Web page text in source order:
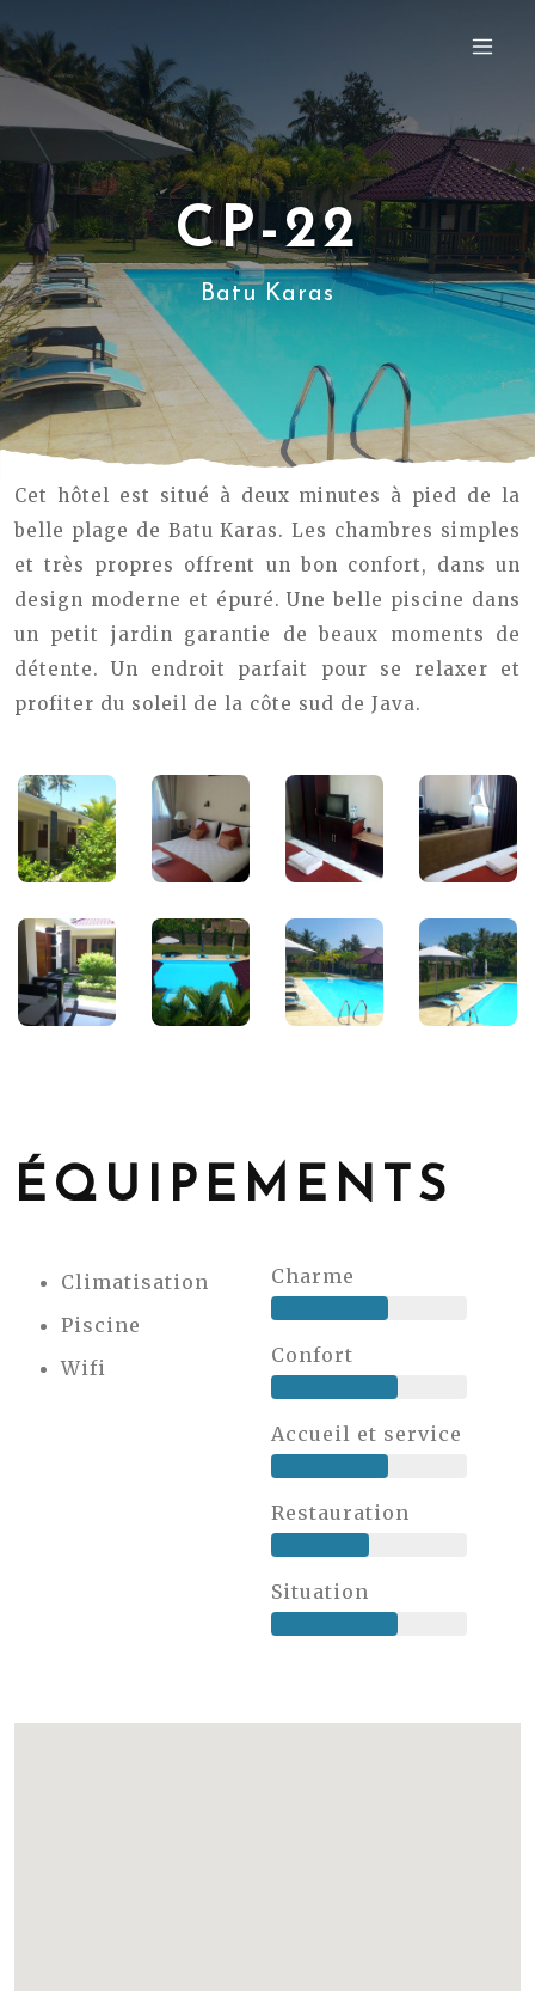
CP-22
Batu Karas
Cet hôtel est situé à deux minutes à pied de la
belle plage de Batu Karas. Les chambres simples
et très propres offrent un bon confort, dans un
design moderne et épuré. Une belle piscine dans
un petit jardin garantie de beaux moments de
détente. Un endroit parfait pour se relaxer et
profiter du soleil de la côte sud de Java.
ÉQUIPEMENTS
Climatisation
Piscine
Wifi
Charme
Confort
Accueil et service
Restauration
Situation